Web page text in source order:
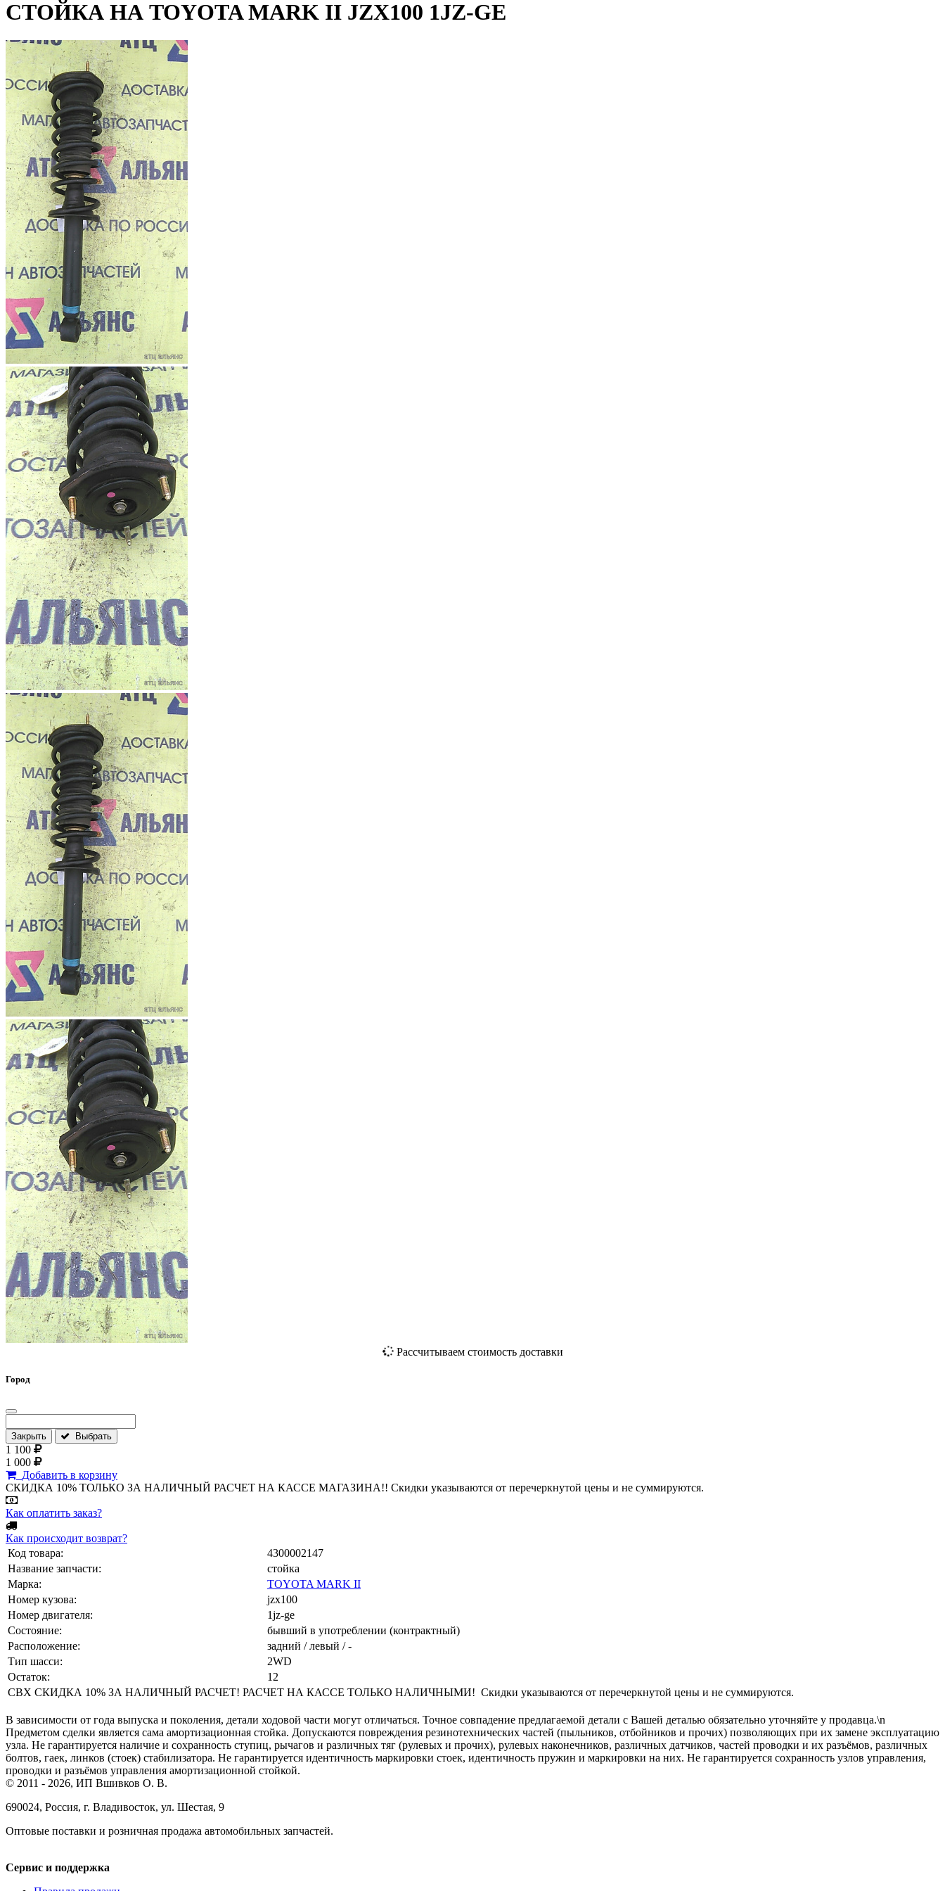
СТОЙКА НА TOYOTA MARK II JZX100 1JZ-GE
Рассчитываем стоимость доставки
Город
Закрыть Выбрать
1 100
1 000
Добавить в корзину
СКИДКА 10% ТОЛЬКО ЗА НАЛИЧНЫЙ РАСЧЕТ НА КАССЕ МАГАЗИНА!! Скидки указываются от перечеркнутой цены и не суммируются.
Как оплатить заказ?
Как происходит возврат?
Код товара:
4300002147
Название запчасти:
стойка
Марка:
TOYOTA MARK II
Номер кузова:
jzx100
Номер двигателя:
1jz-ge
Состояние:
бывший в употреблении (контрактный)
Расположение:
задний / левый / -
Тип шасси:
2WD
Остаток:
12
СВХ СКИДКА 10% ЗА НАЛИЧНЫЙ РАСЧЕТ! РАСЧЕТ НА КАССЕ ТОЛЬКО НАЛИЧНЫМИ! Скидки указываются от перечеркнутой цены и не суммируются.
В зависимости от года выпуска и поколения, детали ходовой части могут отличаться. Точное совпадение предлагаемой детали с Вашей деталью обязательно уточняйте у продавца.\n
Предметом сделки является сама амортизационная стойка. Допускаются повреждения резинотехнических частей (пыльников, отбойников и прочих) позволяющих при их замене эксплуатацию
узла. Не гарантируется наличие и сохранность ступиц, рычагов и различных тяг (рулевых и прочих), рулевых наконечников, различных датчиков, частей проводки и их разъёмов, различных
болтов, гаек, линков (стоек) стабилизатора. Не гарантируется идентичность маркировки стоек, идентичность пружин и маркировки на них. Не гарантируется сохранность узлов управления,
проводки и разъёмов управления амортизационной стойкой.
© 2011 - 2026, ИП Вшивков О. В.
690024, Россия, г. Владивосток, ул. Шестая, 9
Оптовые поставки и розничная продажа автомобильных запчастей.
Сервис и поддержка